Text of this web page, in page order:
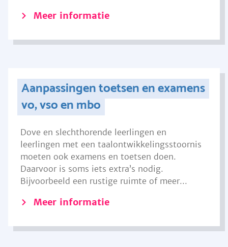
Meer informatie
Aanpassingen toetsen en examens
vo, vso en mbo
Dove en slechthorende leerlingen en
leerlingen met een taalontwikkelingsstoornis
moeten ook examens en toetsen doen.
Daarvoor is soms iets extra’s nodig.
Bijvoorbeeld een rustige ruimte of meer...
Meer informatie